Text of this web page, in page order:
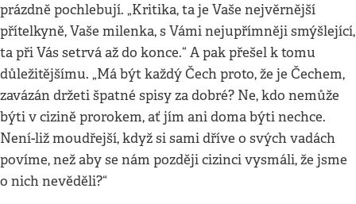
prázdně pochlebují. „Kritika, ta je Vaše nejvěrnější
přítelkyně, Vaše milenka, s Vámi nejupřímněji smýšlející,
ta při Vás setrvá až do konce.“ A pak přešel k tomu
důležitějšímu. „Má být každý Čech proto, že je Čechem,
zavázán držeti špatné spisy za dobré? Ne, kdo nemůže
býti v cizině prorokem, ať jím ani doma býti nechce.
Není-liž moudřejší, když si sami dříve o svých vadách
povíme, než aby se nám později cizinci vysmáli, že jsme
o nich nevěděli?“